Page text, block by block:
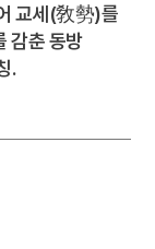
교세(敎勢)를
감춘 동방
.